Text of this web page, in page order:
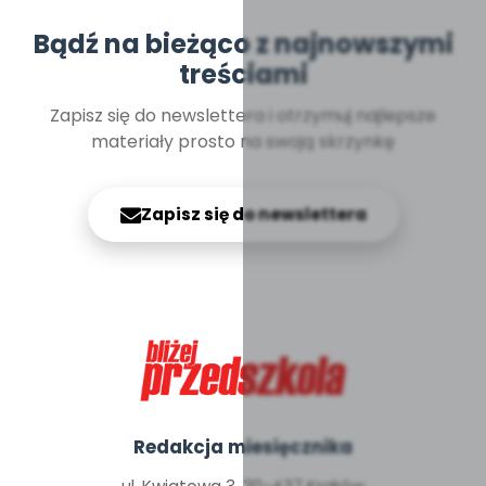
Bądź na bieżąco z najnowszymi
treściami
Zapisz się do newslettera i otrzymuj najlepsze
materiały prosto na swoją skrzynkę
Zapisz się do newslettera
Redakcja miesięcznika